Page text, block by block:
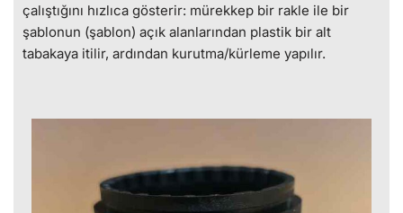
çalıştığını hızlıca gösterir: mürekkep bir rakle ile bir
şablonun (şablon) açık alanlarından plastik bir alt
tabakaya itilir, ardından kurutma/kürleme yapılır.